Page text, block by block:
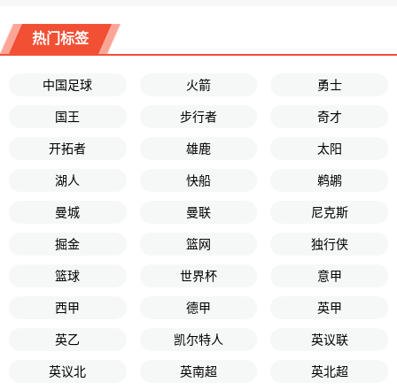
热门标签
中国足球 火箭 勇士
国王 步行者 奇才
开拓者 雄鹿 太阳
湖人 快船 鹈鹕
曼城 曼联 尼克斯
掘金 篮网 独行侠
篮球 世界杯 意甲
西甲 德甲 英甲
英乙 凯尔特人 英议联
英议北 英南超 英北超